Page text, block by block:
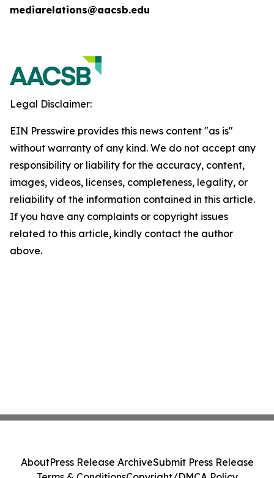
mediarelations@aacsb.edu
Legal Disclaimer:
EIN Presswire provides this news content "as is"
without warranty of any kind. We do not accept any
responsibility or liability for the accuracy, content,
images, videos, licenses, completeness, legality, or
reliability of the information contained in this article.
If you have any complaints or copyright issues
related to this article, kindly contact the author
above.
AboutPress Release ArchiveSubmit Press Release